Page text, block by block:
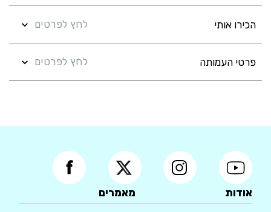
הכירו אותי לחץ לפרטים
פרטי העמותה לחץ לפרטים
אודות מאמרים